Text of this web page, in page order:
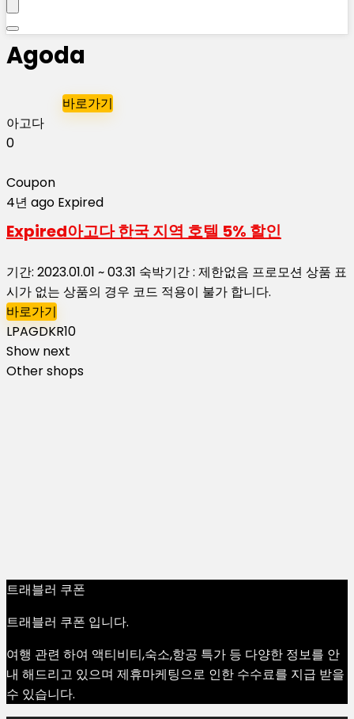
Agoda
바로가기
아고다
0
Coupon
4년 ago Expired
Expired아고다 한국 지역 호텔 5% 할인
기간: 2023.01.01 ~ 03.31 숙박기간 : 제한없음 프로모션 상품 표
시가 없는 상품의 경우 코드 적용이 불가 합니다.
바로가기
LPAGDKR10
Show next
Other shops
트래블러 쿠폰
트래블러 쿠폰 입니다.
여행 관련 하여 액티비티,숙소,항공 특가 등 다양한 정보를 안
내 해드리고 있으며 제휴마케팅으로 인한 수수료를 지급 받을
수 있습니다.